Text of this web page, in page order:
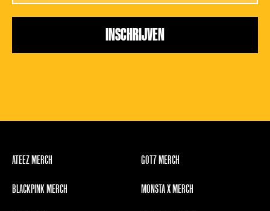
ATEEZ MERCH
BLACKPINK MERCH
GOT7 MERCH
MONSTA X MERCH